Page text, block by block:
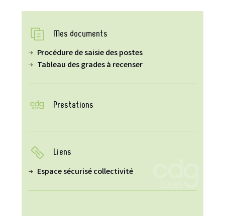
Mes documents
Procédure de saisie des postes
Tableau des grades à recenser
Prestations
Liens
Espace sécurisé collectivité